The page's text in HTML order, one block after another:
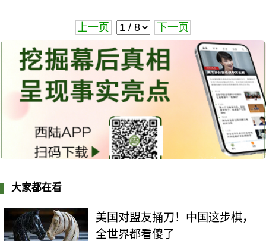
上一页 下一页
大家都在看
美国对盟友捅刀！中国这步棋，
全世界都看傻了